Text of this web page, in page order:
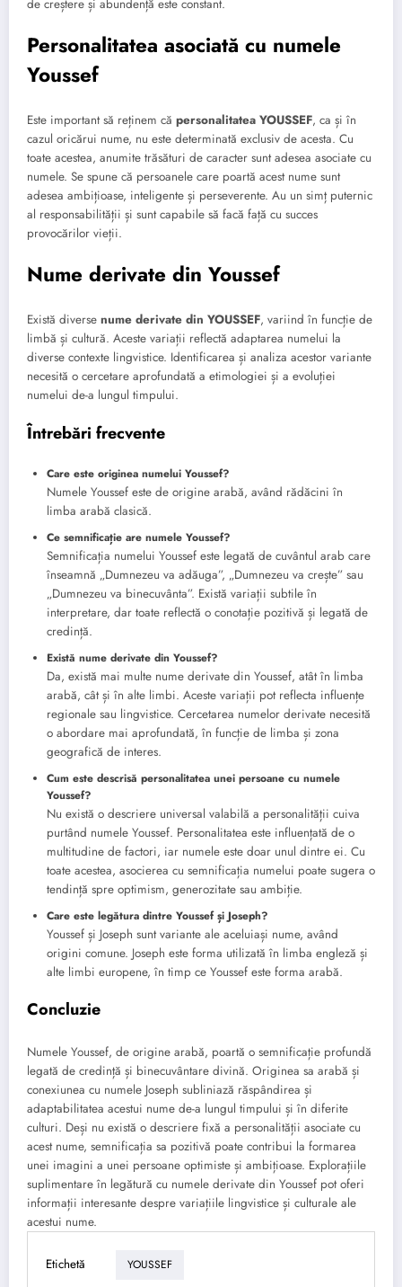
de creștere și abundență este constant.
Personalitatea asociată cu numele
Youssef
Este important să reținem că personalitatea YOUSSEF, ca și în
cazul oricărui nume, nu este determinată exclusiv de acesta. Cu
toate acestea, anumite trăsături de caracter sunt adesea asociate cu
numele. Se spune că persoanele care poartă acest nume sunt
adesea ambițioase, inteligente și perseverente. Au un simț puternic
al responsabilității și sunt capabile să facă față cu succes
provocărilor vieții.
Nume derivate din Youssef
Există diverse nume derivate din YOUSSEF, variind în funcție de
limbă și cultură. Aceste variații reflectă adaptarea numelui la
diverse contexte lingvistice. Identificarea și analiza acestor variante
necesită o cercetare aprofundată a etimologiei și a evoluției
numelui de-a lungul timpului.
Întrebări frecvente
Care este originea numelui Youssef?
Numele Youssef este de origine arabă, având rădăcini în
limba arabă clasică.
Ce semnificație are numele Youssef?
Semnificația numelui Youssef este legată de cuvântul arab care
înseamnă „Dumnezeu va adăuga”, „Dumnezeu va crește” sau
„Dumnezeu va binecuvânta”. Există variații subtile în
interpretare, dar toate reflectă o conotație pozitivă și legată de
credință.
Există nume derivate din Youssef?
Da, există mai multe nume derivate din Youssef, atât în limba
arabă, cât și în alte limbi. Aceste variații pot reflecta influențe
regionale sau lingvistice. Cercetarea numelor derivate necesită
o abordare mai aprofundată, în funcție de limba și zona
geografică de interes.
Cum este descrisă personalitatea unei persoane cu numele
Youssef?
Nu există o descriere universal valabilă a personalității cuiva
purtând numele Youssef. Personalitatea este influențată de o
multitudine de factori, iar numele este doar unul dintre ei. Cu
toate acestea, asocierea cu semnificația numelui poate sugera o
tendință spre optimism, generozitate sau ambiție.
Care este legătura dintre Youssef și Joseph?
Youssef și Joseph sunt variante ale aceluiași nume, având
origini comune. Joseph este forma utilizată în limba engleză și
alte limbi europene, în timp ce Youssef este forma arabă.
Concluzie
Numele Youssef, de origine arabă, poartă o semnificație profundă
legată de credință și binecuvântare divină. Originea sa arabă și
conexiunea cu numele Joseph subliniază răspândirea și
adaptabilitatea acestui nume de-a lungul timpului și în diferite
culturi. Deși nu există o descriere fixă a personalității asociate cu
acest nume, semnificația sa pozitivă poate contribui la formarea
unei imagini a unei persoane optimiste și ambițioase. Explorațiile
suplimentare în legătură cu numele derivate din Youssef pot oferi
informații interesante despre variațiile lingvistice și culturale ale
acestui nume.
Etichetă YOUSSEF